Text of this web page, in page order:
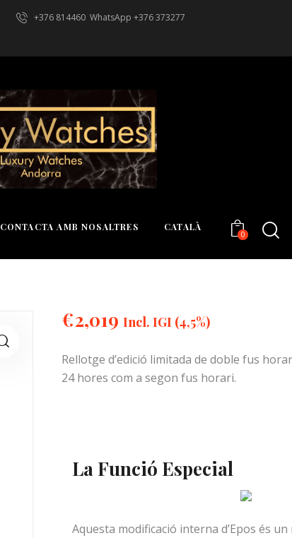
+376 814460 WhatsApp +376 373277
CONTACTA AMB NOSALTRES CATALÀ
0
€2,019 Incl. IGI (4,5%)
Rellotge d’edició limitada de doble fus
24 hores com a segon fus horari.
La Funció Especial
Aquesta modificació interna d’Epos és